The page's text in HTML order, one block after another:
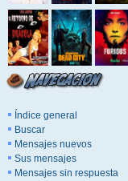
Índice general
Buscar
Mensajes nuevos
Sus mensajes
Mensajes sin respuesta